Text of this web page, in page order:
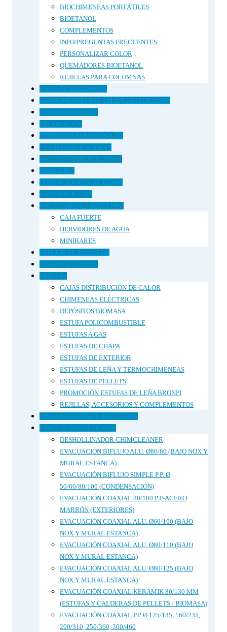
BIOCHIMENEAS PORTÁTILES
BIOETANOL
COMPLEMENTOS
INFO/PREGUNTAS FRECUENTES
PERSONALIZAR COLOR
QUEMADORES BIOETANOL
REJILLAS PARA COLUMNAS
CIERRES MECÁNICOS
COMPONENTES PARA MÁQUINAS DE CAFÉ
CORTINAS DE AIRE
DECORACIÓN
DEPÓSITOS PARA GASÓLEO
DESHUMIDIFICADORES
DISPENSADORES DE PAPEL
DOMÓTICA
DOSIFICADORES DE JABÓN
ENVASES DE GAS
EQUIPAMIENTO HOTELERO
CAJA FUERTE
HERVIDORES DE AGUA
MINIBARES
ESPEJOS DE BAÑO LED
ESTERILIZADORES
ESTUFAS
CAJAS DISTRIBUCIÓN DE CALOR
CHIMENEAS ELÉCTRICAS
DEPÓSITOS BIOMASA
ESTUFA POLICOMBUSTIBLE
ESTUFAS A GAS
ESTUFAS DE CHAPA
ESTUFAS DE EXTERIOR
ESTUFAS DE LEÑA Y TERMOCHIMENEAS
ESTUFAS DE PELLETS
PROMOCIÓN ESTUFAS DE LEÑA BRONPI
REJILLAS, ACCESORIOS Y COMPLEMENTOS
ESTUFAS KAYAMI Y REPUESTOS
EVACUACIÓN DE HUMOS
DESHOLLINADOR CHIMCLEANER
EVACUACIÓN BIFLUJO ALU. Ø80/80 (BAJO NOX Y
MURAL ESTANCA)
EVACUACIÓN BIFLUJO SIMPLE P.P. Ø
50/60/80/100 (CONDENSACIÓN)
EVACUACIÓN COAXIAL 80/100 P.P-ACERO
MARRÓN (EXTERIORES)
EVACUACIÓN COAXIAL ALU. Ø60/100 (BAJO
NOX Y MURAL ESTANCA)
EVACUACIÓN COAXIAL ALU. Ø80/110 (BAJO
NOX Y MURAL ESTANCA)
EVACUACIÓN COAXIAL ALU. Ø80/125 (BAJO
NOX Y MURAL ESTANCA)
EVACUACIÓN COAXIAL KERAMIK 80/130 MM
(ESTUFAS Y CALDERAS DE PELLETS / BIOMASA)
EVACUACIÓN COAXIAL P.P Ø 125/185, 160/235,
200/310, 250/360, 300/460